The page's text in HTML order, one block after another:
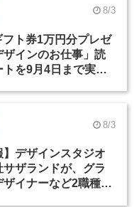
8/3
ト券1万円分プレゼ
ザインのお仕事」読
トを9月4日まで実施
8/3
】デザインスタジオ
ザランドが、グラ
ザイナーなど2職種を